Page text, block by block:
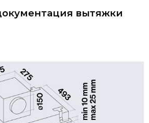
вытяжки